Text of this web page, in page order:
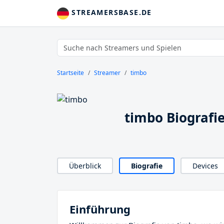
STREAMERSBASE.DE
Startseite Streamer timbo
timbo
Überblick Biografie Devices
Einführung